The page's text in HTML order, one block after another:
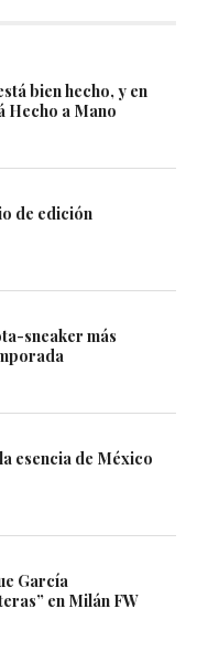
bien hecho, y en
Hecho a Mano
de edición
sneaker más
esencia de México
García
en Milán FW